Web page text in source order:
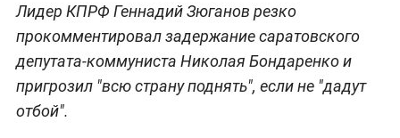
Лидер КПРФ Геннадий Зюганов резко
прокомментировал задержание саратовского
депутата-коммуниста Николая Бондаренко и
пригрозил "всю страну поднять", если не "дадут
отбой".